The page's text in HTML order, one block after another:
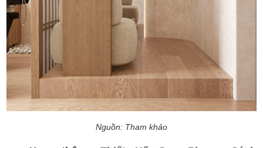
Nguồn: Tham khảo